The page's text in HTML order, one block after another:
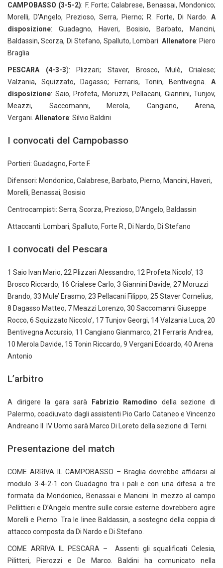
CAMPOBASSO (3-5-2): F. Forte; Calabrese, Benassai, Mondonico;
Morelli, D’Angelo, Prezioso, Serra, Pierno; R. Forte, Di Nardo. A
disposizione: Guadagno, Haveri, Bosisio, Barbato, Mancini,
Baldassin, Scorza, Di Stefano, Spalluto, Lombari. Allenatore: Piero
Braglia
PESCARA (4-3-3): Plizzari; Staver, Brosco, Mulè, Crialese;
Valzania, Squizzato, Dagasso; Ferraris, Tonin, Bentivegna. A
disposizione: Saio, Profeta, Moruzzi, Pellacani, Giannini, Tunjov,
Meazzi, Saccomanni, Merola, Cangiano, Arena,
Vergani. Allenatore: Silvio Baldini
I convocati del Campobasso
Portieri: Guadagno, Forte F.
Difensori: Mondonico, Calabrese, Barbato, Pierno, Mancini, Haveri,
Morelli, Benassai, Bosisio
Centrocampisti: Serra, Scorza, Prezioso, D’Angelo, Baldassin
Attaccanti: Lombari, Spalluto, Forte R., Di Nardo, Di Stefano
I convocati del Pescara
1 Saio Ivan Mario, 22 Plizzari Alessandro, 12 Profeta Nicolo’, 13
Brosco Riccardo, 16 Crialese Carlo, 3 Giannini Davide, 27 Moruzzi
Brando, 33 Mule’ Erasmo, 23 Pellacani Filippo, 25 Staver Cornelius,
8 Dagasso Matteo, 7 Meazzi Lorenzo, 30 Saccomanni Giuseppe
Rocco, 6 Squizzato Niccolo’, 17 Tunjov Georgi, 14 Valzania Luca, 20
Bentivegna Accursio, 11 Cangiano Gianmarco, 21 Ferraris Andrea,
10 Merola Davide, 15 Tonin Riccardo, 9 Vergani Edoardo, 40 Arena
Antonio
L’arbitro
A dirigere la gara sarà Fabrizio Ramodino della sezione di
Palermo, coadiuvato dagli assistenti Pio Carlo Cataneo e Vincenzo
Andreano Il IV Uomo sarà Marco Di Loreto della sezione di Terni.
Presentazione del match
COME ARRIVA IL CAMPOBASSO – Braglia dovrebbe affidarsi al
modulo 3-4-2-1 con Guadagno tra i pali e con una difesa a tre
formata da Mondonico, Benassai e Mancini. In mezzo al campo
Pellittieri e D’Angelo mentre sulle corsie esterne dovrebbero agire
Morelli e Pierno. Tra le linee Baldassin, a sostegno della coppia di
attacco composta da Di Nardo e Di Stefano.
COME ARRIVA IL PESCARA – Assenti gli squalificati Celesia,
Pilitteri, Pierozzi e De Marco. Baldini ha comunicato nella